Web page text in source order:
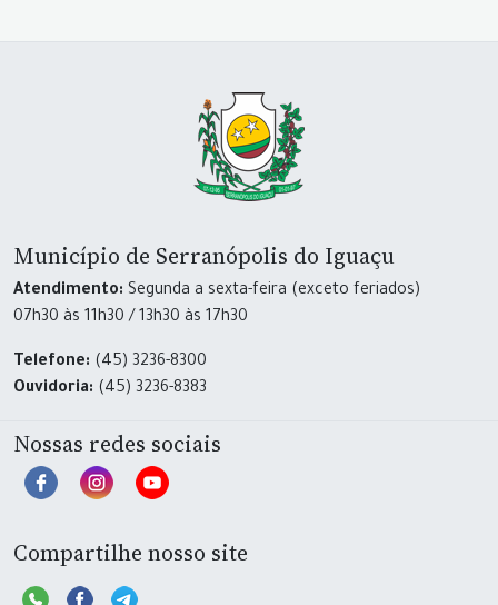
Município de Serranópolis do Iguaçu
Atendimento: Segunda a sexta-feira (exceto feriados)
07h30 às 11h30 / 13h30 às 17h30
Telefone: (45) 3236-8300
Ouvidoria: (45) 3236-8383
Nossas redes sociais
Compartilhe nosso site